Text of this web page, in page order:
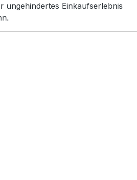
ungehindertes Einkaufserlebnis